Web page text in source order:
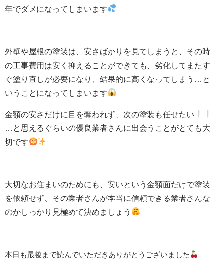
年でダメになってしまいます
外壁や屋根の塗装は、安さばかりを見てしまうと、その時
の工事費用は安く抑えることができても、劣化してまたす
ぐ塗り直しが必要になり、結果的に高くなってしまう…と
いうことになってしまいます
金額の安さだけに目を奪われず、次の塗装も任せたい
…と思えるぐらいの優良業者さんに出会うことがとても大
切です
大切なお住まいのためにも、安いという金額面だけで塗装
を依頼せず、その業者さんが本当に信頼できる業者さんな
のかしっかり見極めて決めましょう
本日も最後まで読んでいただきありがとうございました